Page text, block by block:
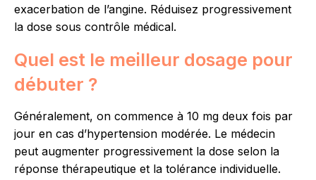
exacerbation de l’angine. Réduisez progressivement
la dose sous contrôle médical.
Quel est le meilleur dosage pour
débuter ?
Généralement, on commence à 10 mg deux fois par
jour en cas d’hypertension modérée. Le médecin
peut augmenter progressivement la dose selon la
réponse thérapeutique et la tolérance individuelle.